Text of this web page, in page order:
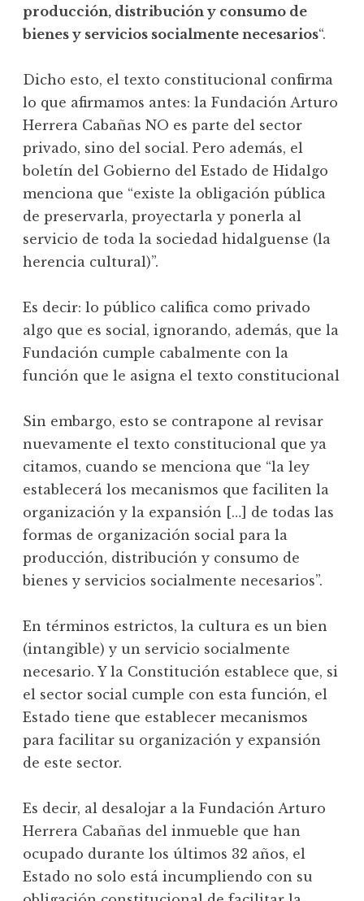
producción, distribución y consumo de
bienes y servicios socialmente necesarios“.
Dicho esto, el texto constitucional confirma
lo que afirmamos antes: la Fundación Arturo
Herrera Cabañas NO es parte del sector
privado, sino del social. Pero además, el
boletín del Gobierno del Estado de Hidalgo
menciona que “existe la obligación pública
de preservarla, proyectarla y ponerla al
servicio de toda la sociedad hidalguense (la
herencia cultural)”.
Es decir: lo público califica como privado
algo que es social, ignorando, además, que la
Fundación cumple cabalmente con la
función que le asigna el texto constitucional
Sin embargo, esto se contrapone al revisar
nuevamente el texto constitucional que ya
citamos, cuando se menciona que “la ley
establecerá los mecanismos que faciliten la
organización y la expansión […] de todas las
formas de organización social para la
producción, distribución y consumo de
bienes y servicios socialmente necesarios”.
En términos estrictos, la cultura es un bien
(intangible) y un servicio socialmente
necesario. Y la Constitución establece que, si
el sector social cumple con esta función, el
Estado tiene que establecer mecanismos
para facilitar su organización y expansión
de este sector.
Es decir, al desalojar a la Fundación Arturo
Herrera Cabañas del inmueble que han
ocupado durante los últimos 32 años, el
Estado no solo está incumpliendo con su